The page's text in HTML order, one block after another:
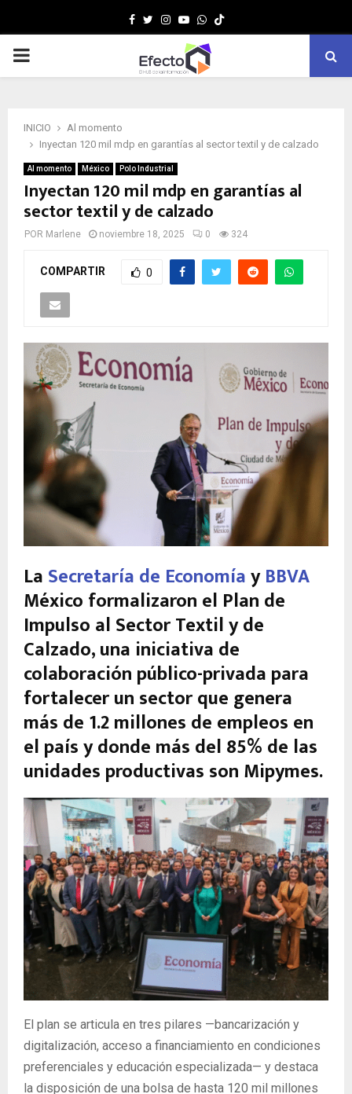
Facebook
TwitterInstagram
YoutubeWhatsapp
MENÚ
INICIO
Al momento
Inyectan 120 mil mdp en garantías al sector textil y de calzado
Al momento México Polo Industrial
Inyectan 120 mil mdp en garantías al
sector textil y de calzado
POR Marlene noviembre 18, 2025 0 324
COMPARTIR 0
La Secretaría de EconomíayBBVA
México formalizaron el Plan de
Impulso al Sector Textil y de
Calzado, una iniciativa de
colaboración público-privada para
fortalecer un sector que genera
más de 1.2 millones de empleos en
el país y donde más del 85% de las
unidades productivas son Mipymes.
El plan se articula en tres pilares —bancarización y
digitalización, acceso a financiamiento en condiciones
preferenciales y educación especializada— y destaca
la disposición de una bolsa de hasta 120 mil millones